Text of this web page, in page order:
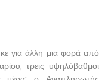
για άλλη μια φορά από
τρεις υψηλόβαθμοι